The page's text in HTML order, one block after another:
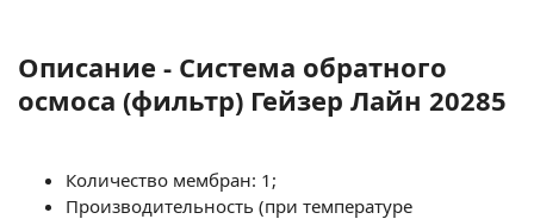
Описание - Система обратного
осмоса (фильтр) Гейзер Лайн 20285
Количество мембран: 1;
Производительность (при температуре